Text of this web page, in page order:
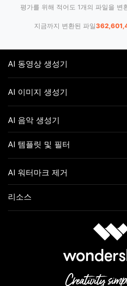
평가를 위해 적어도 1개의 파일을 변
지금까지 변환된 파일
AI 동영상 생성기
AI 이미지 생성기
AI 음악 생성기
AI 템플릿 및 필터
AI 워터마크 제거
리소스